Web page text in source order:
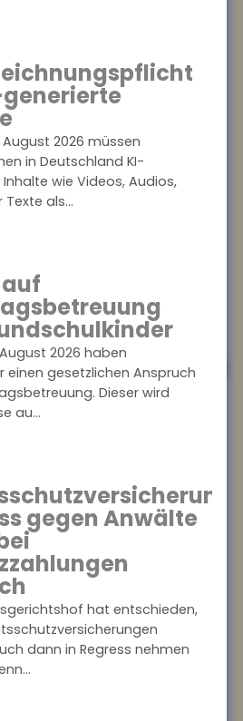
2026 müssen
in Deutschland KI-
wie Videos, Audios,
als...
2026 haben
einen gesetzlichen Anspruch
Dieser wird
au...
gegen Anwälte
hat entschieden,
dann in Regress nehmen
den Sommerurlaub
der Blitz- und
in
dafür stiegen die
Sch...
generierte
2. August 2026
KI-generierte
wie Videos, Audios,
oder Texte als...
auf
1. August 2026 haben